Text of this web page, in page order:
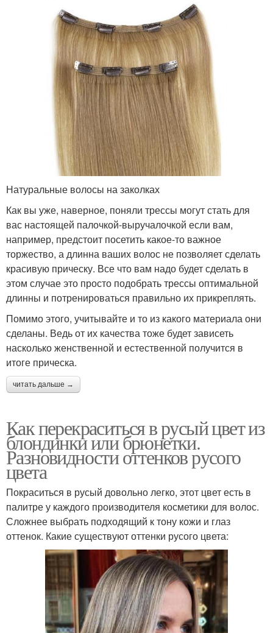
Натуральные волосы на заколках
Как вы уже, наверное, поняли трессы могут стать для
вас настоящей палочкой-выручалочкой если вам,
например, предстоит посетить какое-то важное
торжество, а длинна ваших волос не позволяет сделать
красивую прическу. Все что вам надо будет сделать в
этом случае это просто подобрать трессы оптимальной
длинны и потренироваться правильно их прикреплять.
Помимо этого, учитывайте и то из какого материала они
сделаны. Ведь от их качества тоже будет зависеть
насколько женственной и естественной получится в
итоге прическа.
читать дальше →
Как перекраситься в русый цвет из
блондинки или брюнетки.
Разновидности оттенков русого
цвета
Покраситься в русый довольно легко, этот цвет есть в
палитре у каждого производителя косметики для волос.
Сложнее выбрать подходящий к тону кожи и глаз
оттенок. Какие существуют оттенки русого цвета: